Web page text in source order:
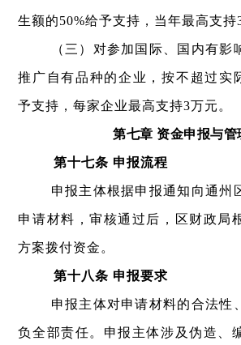
生额的50%给予支持，当年最高支持
（三）对参加国际、国内有影
推广自有品种的企业，按不超过实
予支持，每家企业最高支持3万元。
第七章 资金申报与管
第十七条 申报流程
申报主体根据申报通知向通州
申请材料，审核通过后，区财政局
方案拨付资金。
第十八条 申报要求
申报主体对申请材料的合法性
负全部责任。申报主体涉及伪造、